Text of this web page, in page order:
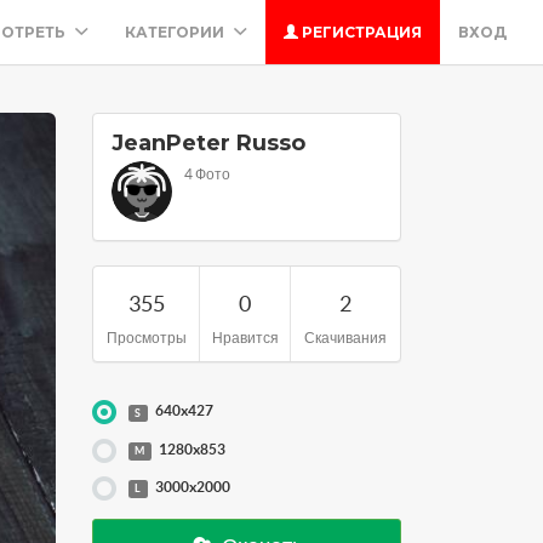
КАТЕГОРИИ РЕГИСТРАЦИЯ ВХОД
JeanPeter Russo
4 Фото
355
Просмотры
0
Нравится
2
Скачивания
S 640x427
M 1280x853
L 3000x2000